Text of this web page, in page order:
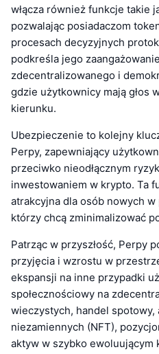
włącza również funkcje takie
pozwalając posiadaczom
procesach decyzyjnych
podkreśla jego
zdecentralizowanego i
gdzie użytkownicy mają głos
kierunku.
Ubezpieczenie to kolejny
Perpy, zapewniający
przeciwko nieodłącznym
inwestowaniem w krypto. Ta
atrakcyjna dla osób nowych
którzy chcą zminimalizować
Patrząc w przyszłość, Perpy
przyjęcia i wzrostu w
ekspansji na inne przypadki
społecznościowy na
wieczystych, handel
niezamiennych (NFT),
aktyw w szybko ewoluującym